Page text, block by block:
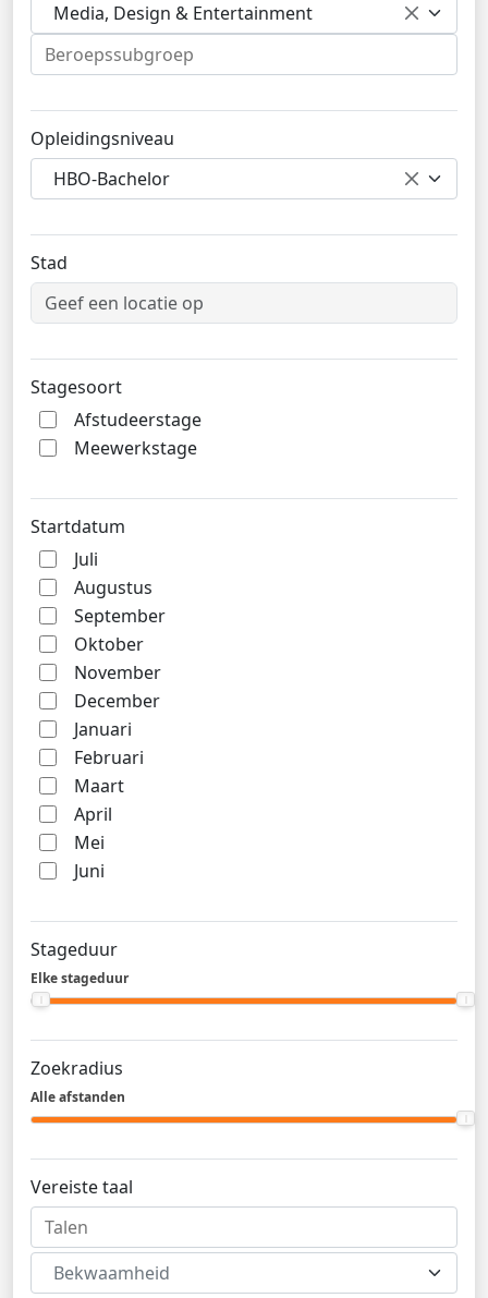
Media, Design & Entertainment
Opleidingsniveau
HBO-Bachelor
Stad
Stagesoort
Afstudeerstage
Meewerkstage
Startdatum
Juli
Augustus
September
Oktober
November
December
Januari
Februari
Maart
April
Mei
Juni
Stageduur
Elke stageduur
Zoekradius
Alle afstanden
Vereiste taal
Bekwaamheid